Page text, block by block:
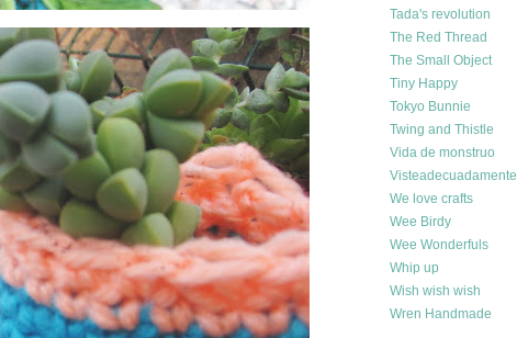
Tada's revolution
The Red Thread
The Small Object
Tiny Happy
Tokyo Bunnie
Twing and Thistle
Vida de monstruo
Visteadecuadamente
We love crafts
Wee Birdy
Wee Wonderfuls
Whip up
Wish wish wish
Wren Handmade